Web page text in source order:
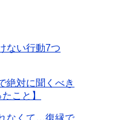
ない行動7つ
絶対に聞くべき
こと】
なくて…復縁で